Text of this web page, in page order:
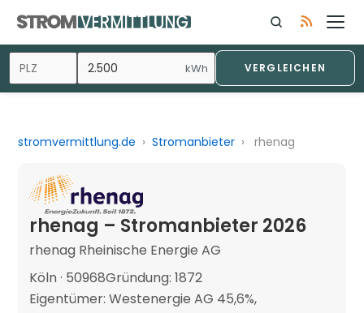
kWh VERGLEICHEN
stromvermittlung.de › Stromanbieter › rhenag
rhenag – Stromanbieter 2026
rhenag Rheinische Energie AG
Köln · 50968Gründung: 1872
Eigentümer: Westenergie AG 45,6%,